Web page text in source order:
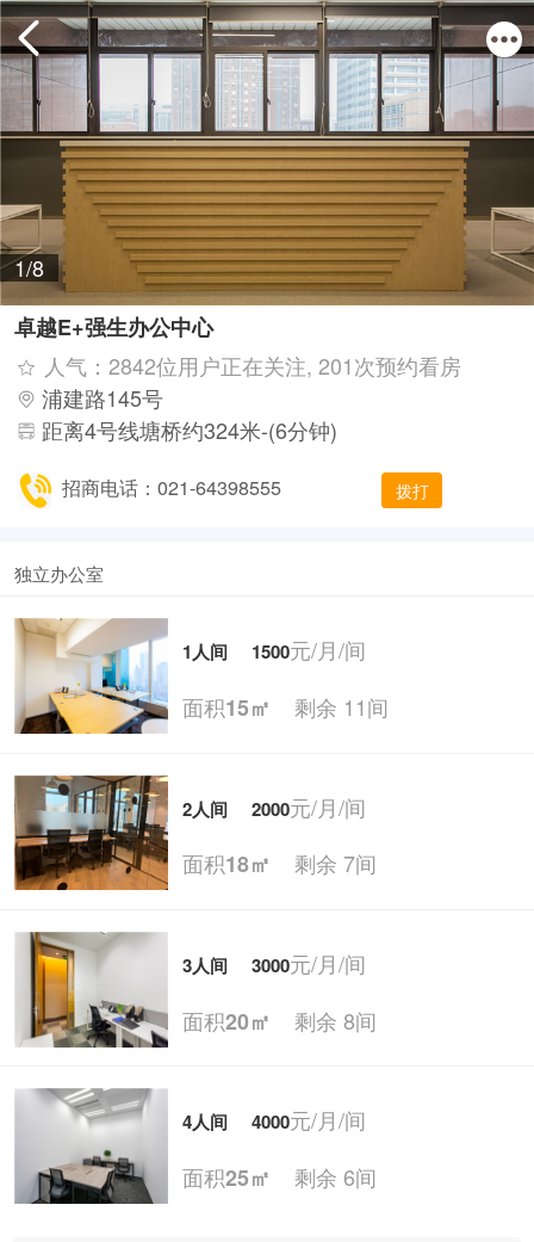
1/8
卓越E+强生办公中心
人气：2842位用户正在关注, 201次预约看房
浦建路145号
距离4号线塘桥约324米-(6分钟)
招商电话：021-64398555 拨打
独立办公室
1人间 1500元/月/间
面积15㎡ 剩余 11间
2人间 2000元/月/间
面积18㎡ 剩余 7间
3人间 3000元/月/间
面积20㎡ 剩余 8间
4人间 4000元/月/间
面积25㎡ 剩余 6间